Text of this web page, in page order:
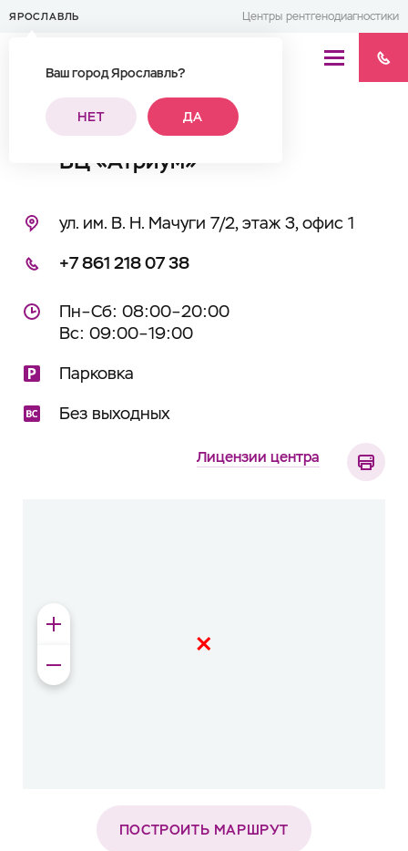
ЯРОСЛАВЛЬ
Ваш город Ярославль?
НЕТ ДА
Центры рентгенодиагностики
Адреса центров
БЦ «Атриум»
ул. им. В. Н. Мачуги 7/2, этаж 3, офис 1
+7 861 218 07 38
Пн–Сб: 08:00–20:00
Вс: 09:00–19:00
Парковка
Без выходных
Лицензии центра
ПОСТРОИТЬ МАРШРУТ